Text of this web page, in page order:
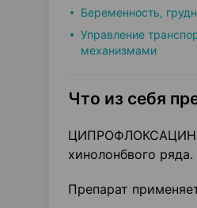
Беременность,
Управление
механизмами
Что из себя
ЦИПРОФЛОКСАЦИН
хинолонбвого ряда.
Препарат